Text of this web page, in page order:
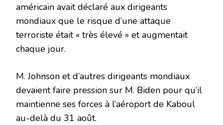
américain avait déclaré aux dirigeants
mondiaux que le risque d’une attaque
terroriste était « très élevé » et augmentait
chaque jour.
M. Johnson et d’autres dirigeants mondiaux
devaient faire pression sur M. Biden pour qu’il
maintienne ses forces à l’aéroport de Kaboul
au-delà du 31 août.